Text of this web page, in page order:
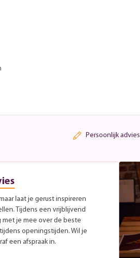
Persoonlijk advies
laat je gerust inspireren
Tijdens een vrijblijvend
met je mee over de beste
openingstijden. Wil je
een afspraak in.